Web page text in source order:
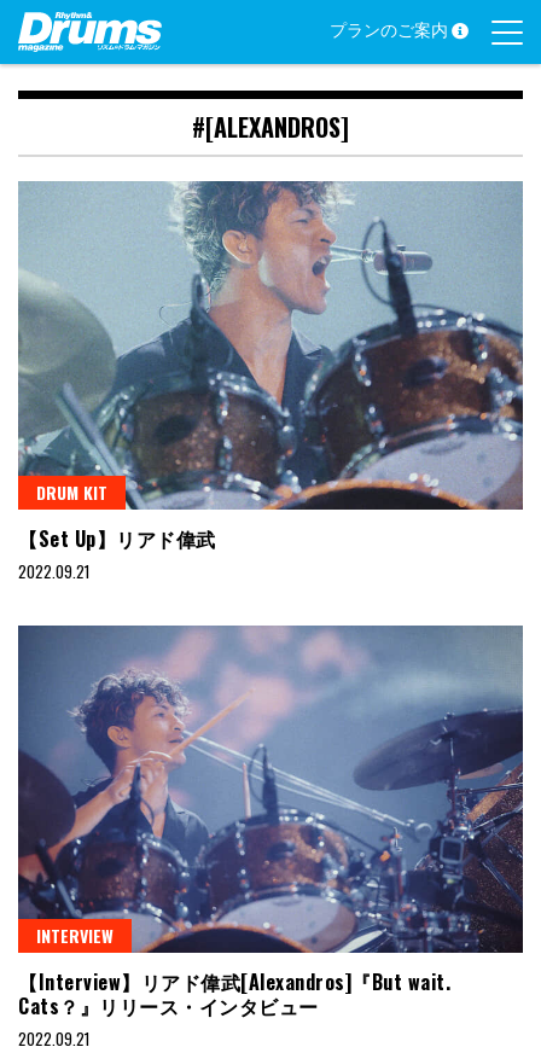
Skip
content
プランのご案内
#[ALEXANDROS]
DRUM KIT
【Set Up】リアド偉武
2022.09.21
INTERVIEW
【Interview】リアド偉武[Alexandros]『But wait.
Cats？』リリース・インタビュー
2022.09.21